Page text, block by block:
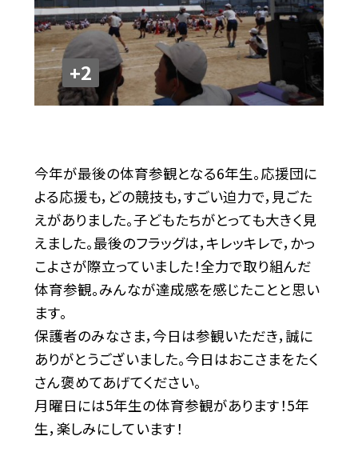
+2
今年が最後の体育参観となる6年生。応援団に
よる応援も，どの競技も，すごい迫力で，見ごた
えがありました。子どもたちがとっても大きく見
えました。最後のフラッグは，キレッキレで，かっ
こよさが際立っていました！全力で取り組んだ
体育参観。みんなが達成感を感じたことと思い
ます。
保護者のみなさま，今日は参観いただき，誠に
ありがとうございました。今日はおこさまをたく
さん褒めてあげてください。
月曜日には5年生の体育参観があります！5年
生，楽しみにしています！